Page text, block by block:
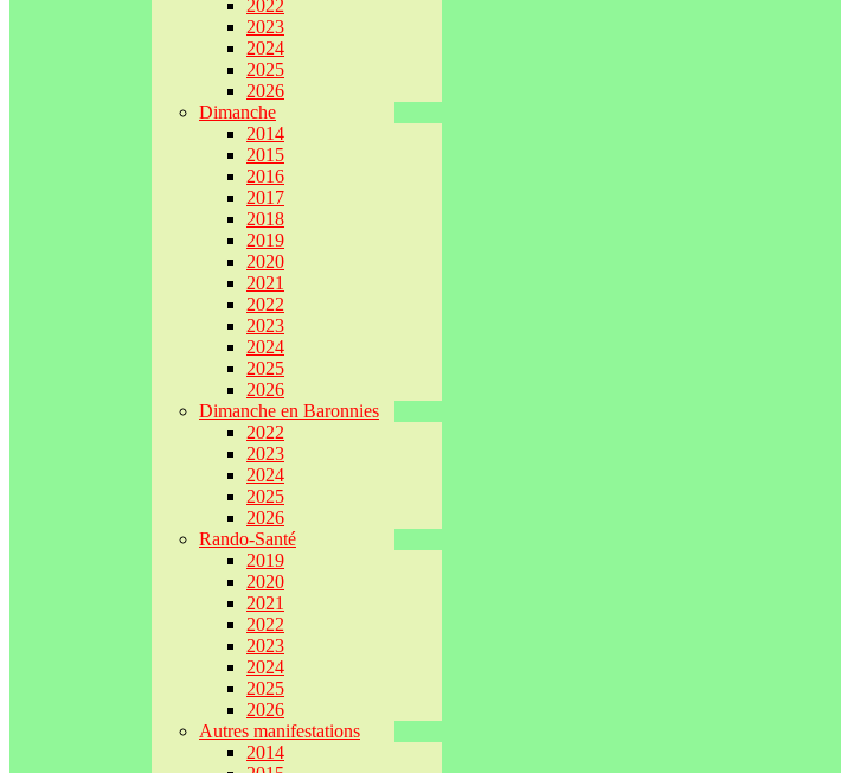
2022
2023
2024
2025
2026
Dimanche
2014
2015
2016
2017
2018
2019
2020
2021
2022
2023
2024
2025
2026
Dimanche en Baronnies
2022
2023
2024
2025
2026
Rando-Santé
2019
2020
2021
2022
2023
2024
2025
2026
Autres manifestations
2014